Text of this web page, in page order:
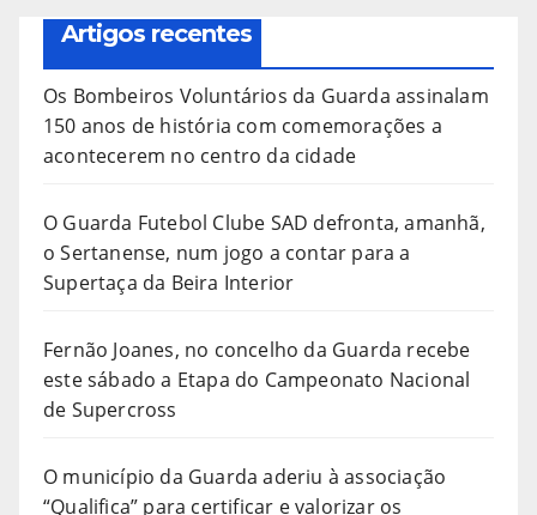
Artigos recentes
Os Bombeiros Voluntários da Guarda assinalam
150 anos de história com comemorações a
acontecerem no centro da cidade
O Guarda Futebol Clube SAD defronta, amanhã,
o Sertanense, num jogo a contar para a
Supertaça da Beira Interior
Fernão Joanes, no concelho da Guarda recebe
este sábado a Etapa do Campeonato Nacional
de Supercross
O município da Guarda aderiu à associação
“Qualifica” para certificar e valorizar os